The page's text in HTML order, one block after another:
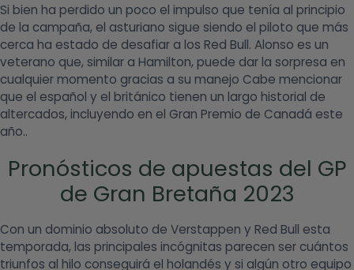
Si bien ha perdido un poco el impulso que tenía al principio
de la campaña, el asturiano sigue siendo el piloto que más
cerca ha estado de desafiar a los Red Bull. Alonso es un
veterano que, similar a Hamilton, puede dar la sorpresa en
cualquier momento gracias a su manejo Cabe mencionar
que el español y el británico tienen un largo historial de
altercados, incluyendo en el Gran Premio de Canadá este
año..
Pronósticos de apuestas del GP
de Gran Bretaña 2023
Con un dominio absoluto de Verstappen y Red Bull esta
temporada, las principales incógnitas parecen ser cuántos
triunfos al hilo conseguirá el holandés y si algún otro equipo